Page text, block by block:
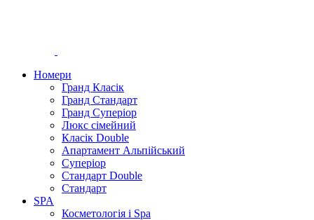
Номери
Гранд Класік
Гранд Стандарт
Гранд Суперіор
Люкс сімейний
Класік Double
Апартамент Альпійський
Суперіор
Стандарт Double
Стандарт
SPA
Косметологія і Spa